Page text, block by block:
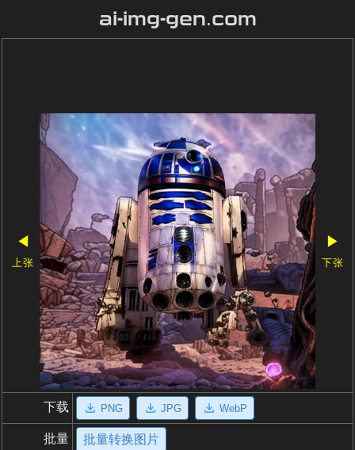
ai-img-gen.com
◀
上张
▶
下张
下载 PNG JPG WebP
批量 批量转换图片